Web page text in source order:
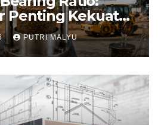
Penting Kekuatan
PUTRI MALYU